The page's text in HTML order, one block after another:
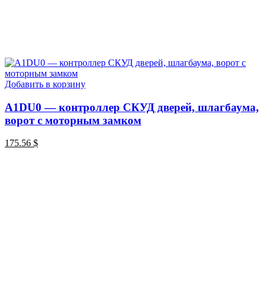
Добавить в корзину
A1DU0 — контроллер СКУД дверей, шлагбаума,
ворот с моторным замком
175.56 $